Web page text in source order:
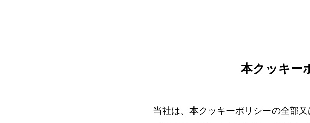
本クッキー
当社は、本クッキーポリシーの全部